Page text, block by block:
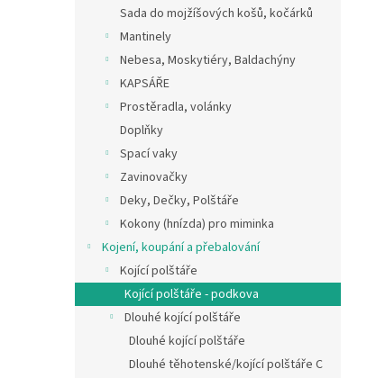
Sada do mojžíšových košů, kočárků
Mantinely
Nebesa, Moskytiéry, Baldachýny
KAPSÁŘE
Prostěradla, volánky
Doplňky
Spací vaky
Zavinovačky
Deky, Dečky, Polštáře
Kokony (hnízda) pro miminka
Kojení, koupání a přebalování
Kojící polštáře
Kojící polštáře - podkova
Dlouhé kojící polštáře
Dlouhé kojící polštáře
Dlouhé těhotenské/kojící polštáře C